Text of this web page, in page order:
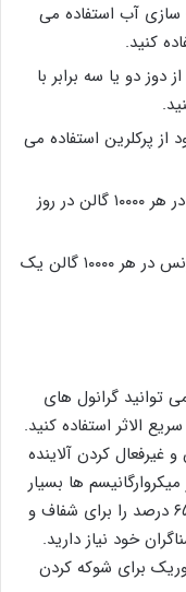
آب استفاده می
دوز دو یا سه برابر با
از پرکلرین استفاده می
برای استخرهای ناپایدار از ۶-۸ اونس در هر ۱۰۰۰۰ گالن در روز
برای استخرهای تثبیت شده از ۳-۴ اونس در هر ۱۰۰۰۰ گالن یک
توانید گرانول های
الاثر استفاده کنید.
غیرفعال کردن آلاینده
ها بسیار
موثر است. شما حداقل هیپوکلریت کلسیم ۶۵ درصد را برای شفاف و
خود نیاز دارید.
برای شوکه کردن